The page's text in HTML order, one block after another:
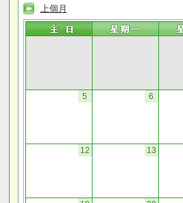
上個月
5 6
12 13